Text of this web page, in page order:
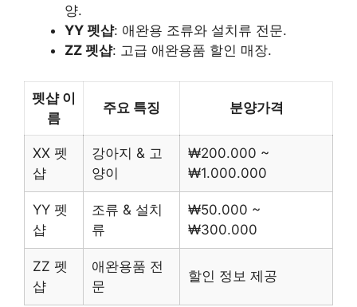
양.
YY 펫샵: 애완용 조류와 설치류 전문.
ZZ 펫샵: 고급 애완용품 할인 매장.
펫샵 이
름
주요 특징 분양가격
XX 펫
샵
강아지 & 고
양이
₩200.000 ~
₩1.000.000
YY 펫
샵
조류 & 설치
류
₩50.000 ~
₩300.000
ZZ 펫
샵
애완용품 전
문
할인 정보 제공